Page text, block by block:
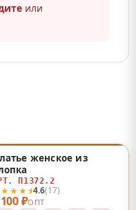
или
₽ОПТ
4.6(17)
женское из
П1372.2